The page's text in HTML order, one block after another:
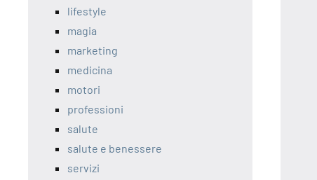
lifestyle
magia
marketing
medicina
motori
professioni
salute
salute e benessere
servizi